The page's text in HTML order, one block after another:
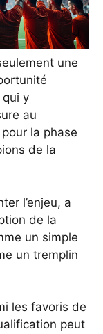
une
y
au
la phase
de la
l’enjeu, a
de la
un simple
un tremplin
les favoris de
peut